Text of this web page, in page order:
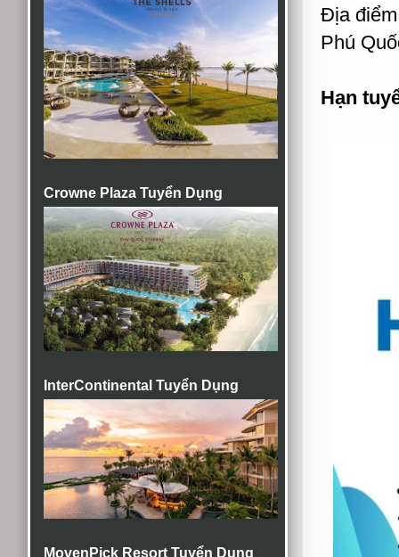
Crowne Plaza Tuyển Dụng
InterContinental Tuyển Dụng
MovenPick Resort Tuyển Dụng
Địa
Phú
Hạn